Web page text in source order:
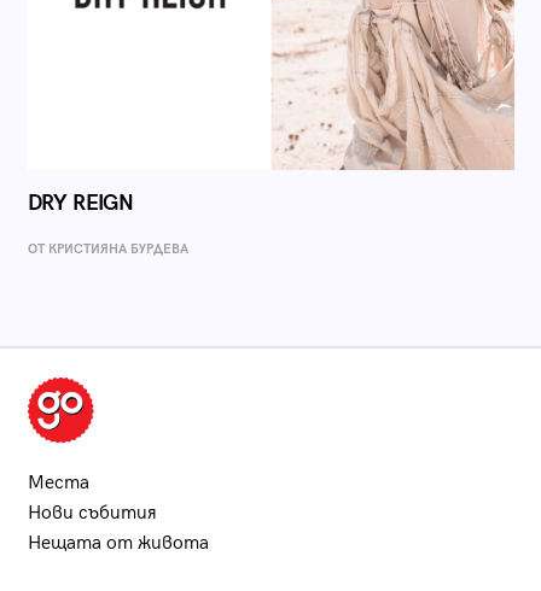
DRY REIGN
ОТ КРИСТИЯНА БУРДЕВА
Места
Нови събития
Нещата от живота